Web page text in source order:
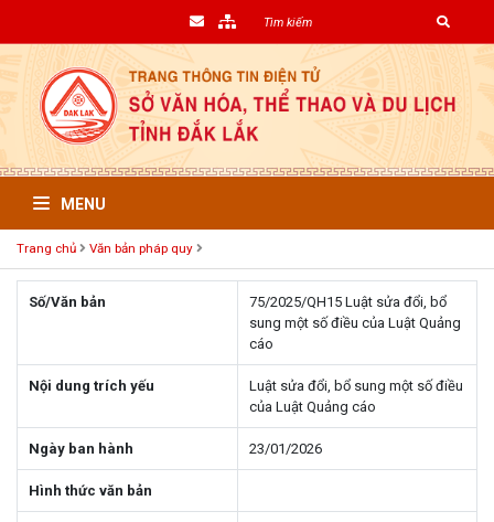
MENU
Trang chủ Văn bản pháp quy
Số/Văn bản
75/2025/QH15 Luật sửa đổi, bổ
sung một số điều của Luật Quảng
cáo
Nội dung trích yếu
Luật sửa đổi, bổ sung một số điều
của Luật Quảng cáo
Ngày ban hành 23/01/2026
Hình thức văn bản